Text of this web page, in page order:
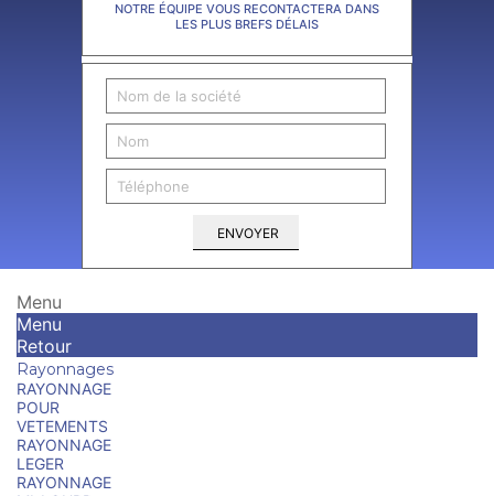
NOTRE ÉQUIPE VOUS RECONTACTERA DANS
LES PLUS BREFS DÉLAIS
ENVOYER
Menu
Menu
Retour
Rayonnages
RAYONNAGE
POUR
VETEMENTS
RAYONNAGE
LEGER
RAYONNAGE